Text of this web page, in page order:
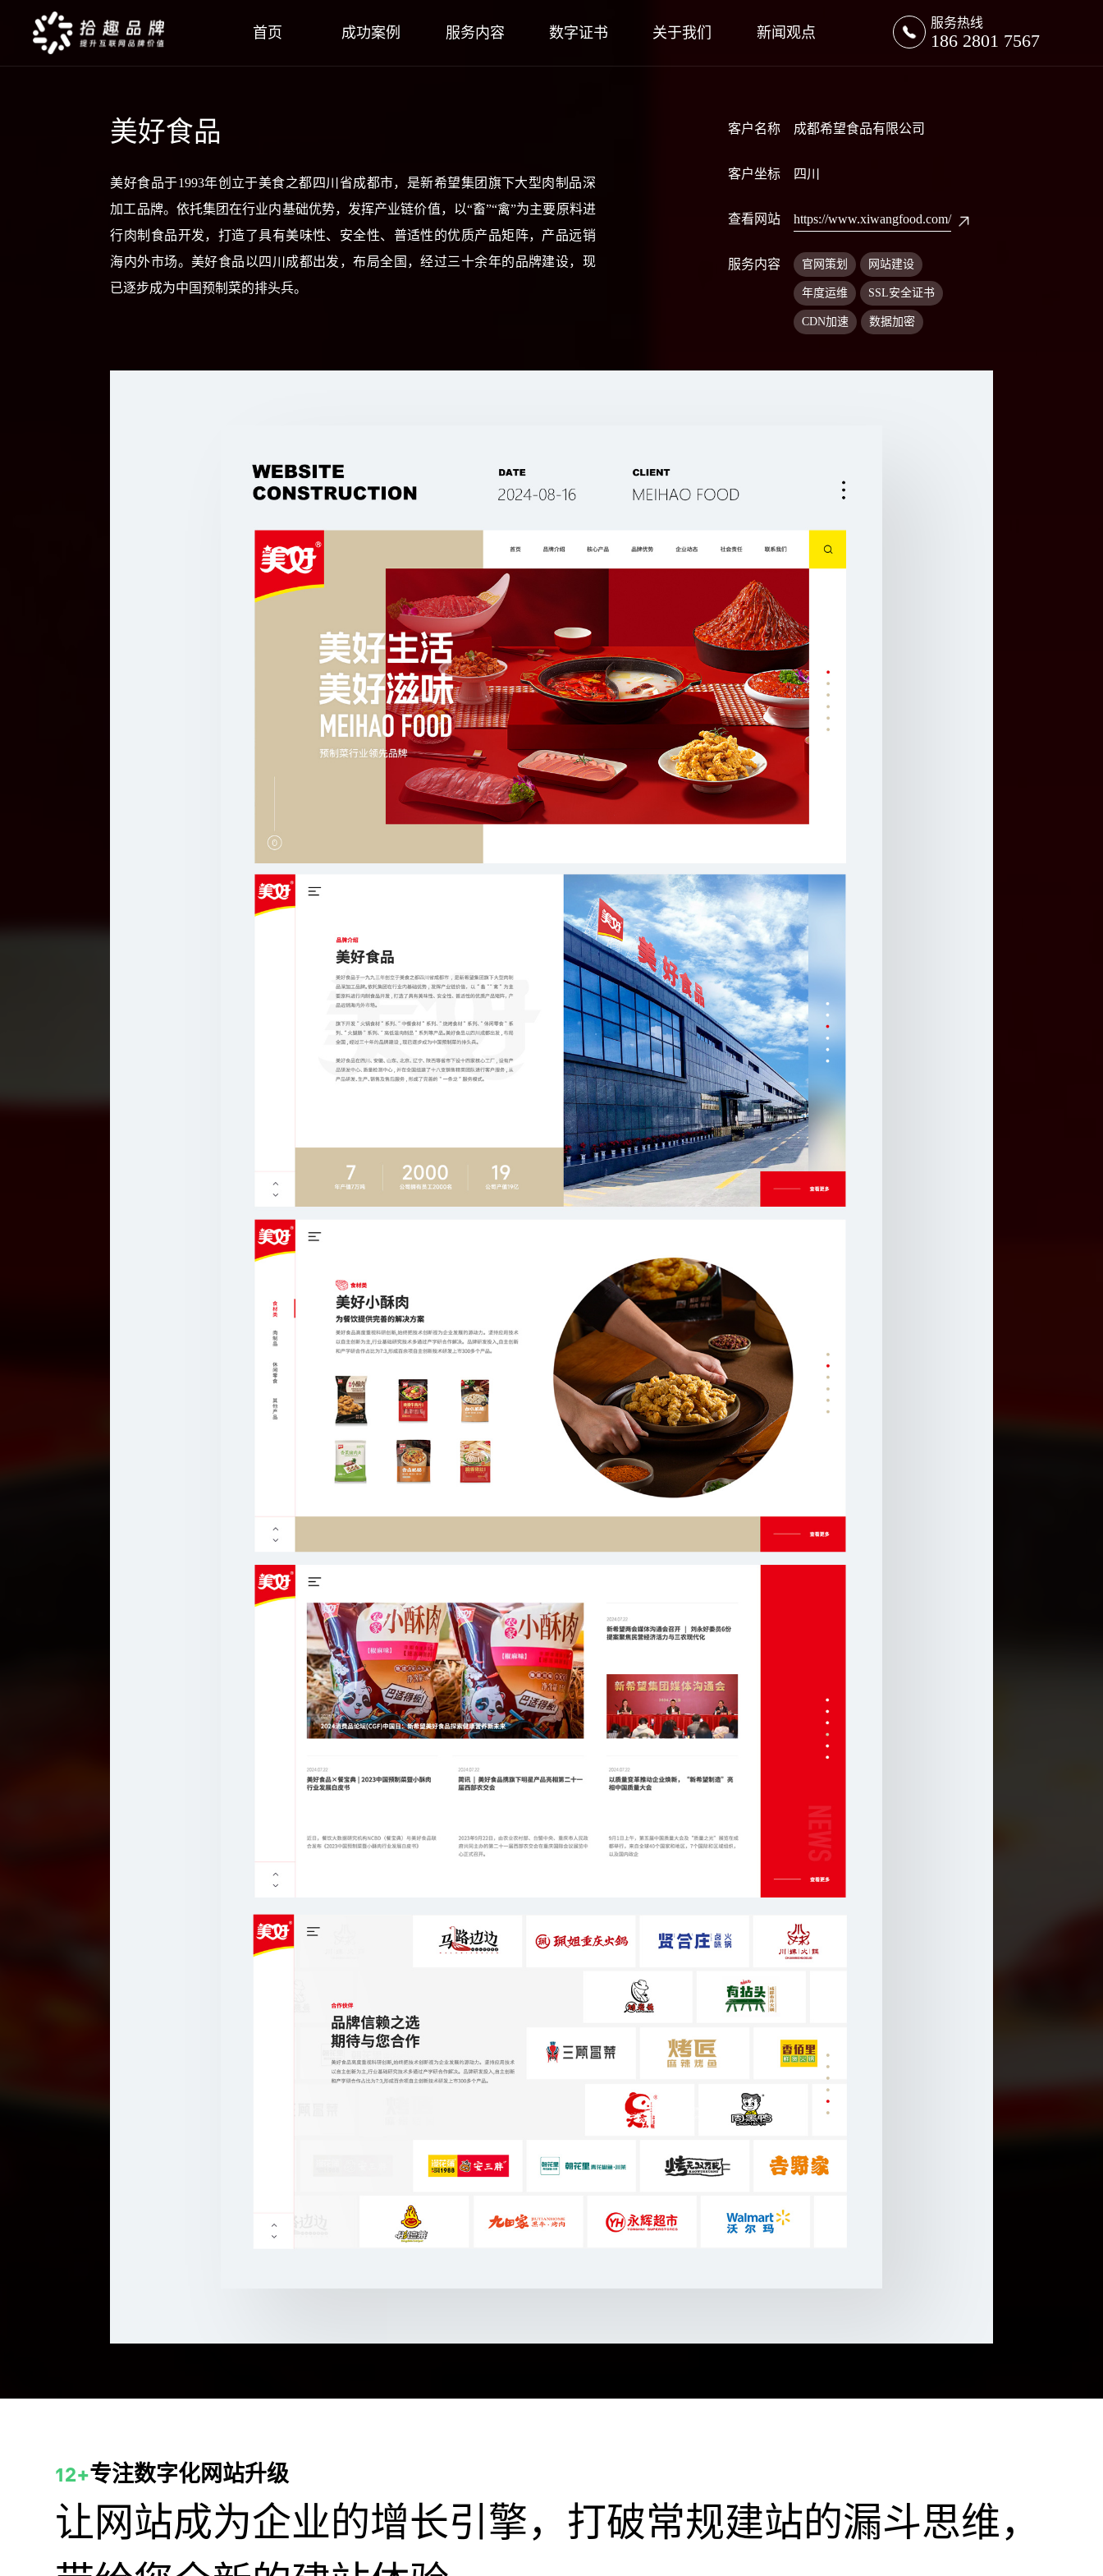
首页 成功案例 服务内容 数字证书 关于我们 新闻观点
服务热线
186 2801 7567
美好食品
美好食品于1993年创立于美食之都四川省成都市，是新希望集团旗下大型肉制品深
加工品牌。依托集团在行业内基础优势，发挥产业链价值，以“畜”“禽”为主要原料进
行肉制食品开发，打造了具有美味性、安全性、普适性的优质产品矩阵，产品远销
海内外市场。美好食品以四川成都出发，布局全国，经过三十余年的品牌建设，现
已逐步成为中国预制菜的排头兵。
客户名称 成都希望食品有限公司
客户坐标 四川
查看网站 https://www.xiwangfood.com/
服务内容 官网策划 网站建设
年度运维 SSL安全证书
CDN加速 数据加密
12+专注数字化网站升级
让网站成为企业的增长引擎，打破常规建站的漏斗思维，